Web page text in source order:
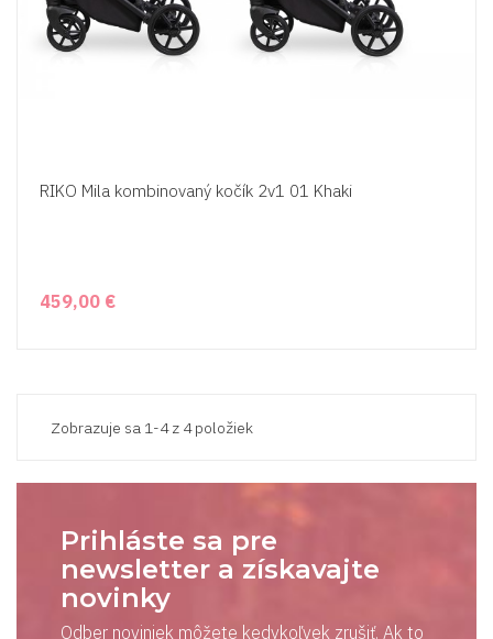
RIKO Mila kombinovaný kočík 2v1 01 Khaki
459,00 €
Zobrazuje sa 1-4 z 4 položiek
Prihláste sa pre
newsletter a získavajte
novinky
Odber noviniek môžete kedykoľvek zrušiť. Ak to